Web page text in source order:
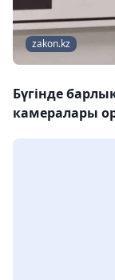
zakon.kz
Бүгінде
камералары